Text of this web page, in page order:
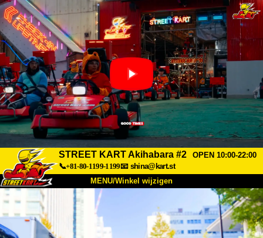
STREET KART Akihabara #2
OPEN 10:00-22:00
📞+81-80-1199-1199📧 shina@kart.st
MENU/Winkel wijzigen
Over Specificaties Prijzen